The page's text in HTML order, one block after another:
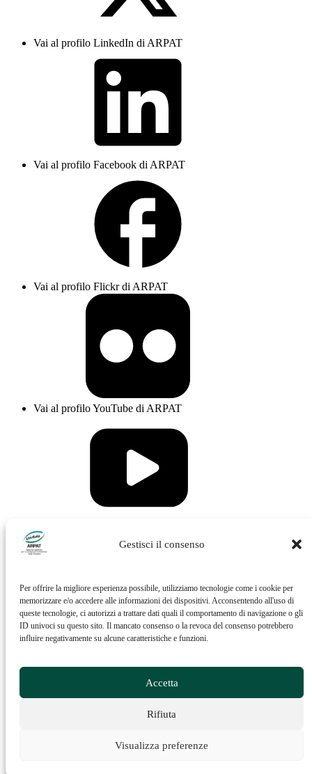
Gestisci il consenso
Per offrire la migliore esperienza possibile, utilizziamo tecnologie come i cookie per
memorizzare e/o accedere alle informazioni dei dispositivi. Acconsentendo all'uso di
queste tecnologie, ci autorizzi a trattare dati quali il comportamento di navigazione o gli
ID univoci su questo sito. Il mancato consenso o la revoca del consenso potrebbero
influire negativamente su alcune caratteristiche e funzioni.
Accetta
Rifiuta
Visualizza preferenze
Vai al profilo LinkedIn di ARPAT
Vai al profilo Facebook di ARPAT
Vai al profilo Flickr di ARPAT
Vai al profilo YouTube di ARPAT
Vai al profilo Issuu di ARPAT